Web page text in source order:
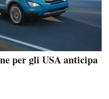
per gli USA anticipa